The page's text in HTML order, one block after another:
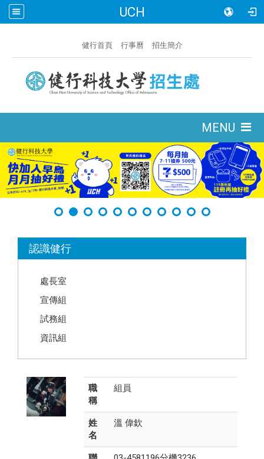
UCH
健行首頁 行事曆 招生簡介
MENU
認識健行
處長室
宣傳組
試務組
資訊組
職
稱
組員
姓
名
溫 偉欽